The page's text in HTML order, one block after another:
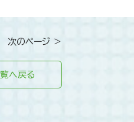
次のページ ＞
へ戻る